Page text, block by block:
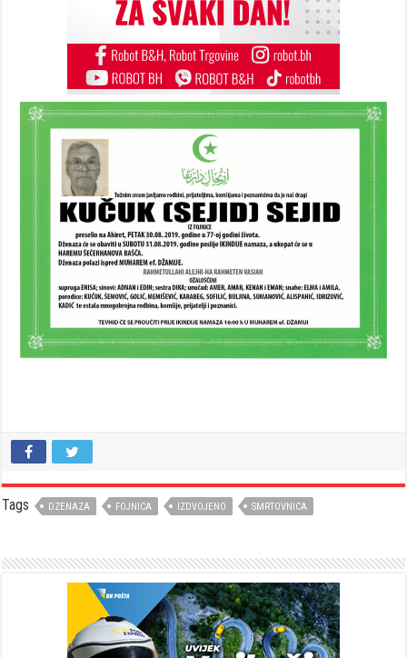
Tags DZENAZA FOJNICA IZDVOJENO SMRTOVNICA